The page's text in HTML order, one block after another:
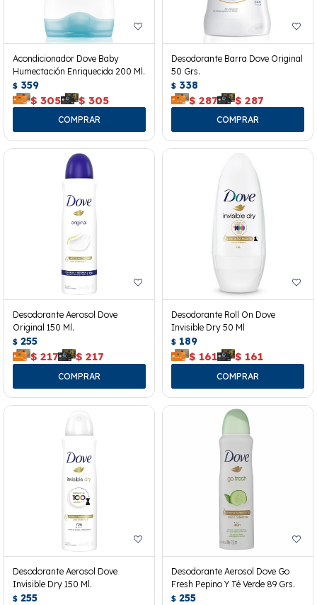
Acondicionador Dove Baby
Humectación Enriquecida 200 Ml.
$ 359
$ 305 $ 305
Desodorante Barra Dove Original
50 Grs.
$ 338
$ 287 $ 287
Desodorante Aerosol Dove
Original 150 Ml.
$ 255
$ 217 $ 217
Desodorante Roll On Dove
Invisible Dry 50 Ml
$ 189
$ 161 $ 161
Desodorante Aerosol Dove
Invisible Dry 150 Ml.
$ 255
Desodorante Aerosol Dove Go
Fresh Pepino Y Té Verde 89 Grs.
$ 255